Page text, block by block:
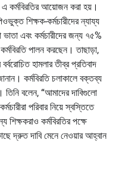
এ কর্মবিরতির আয়োজন করা হয়।
শিক্ষক-কর্মচারীদের ন্যায্য
ভাতা এবং কর্মচারীদের জন্য ৭৫%
পালন করছেন। তাছাড়া,
হামলার তীব্র প্রতিবাদ
কর্মবিরতি চলাকালে বক্তব্য
তিনি বলেন, “আমাদের দাবিগুলো
পরিবার নিয়ে স্বস্তিতে
কর্মবিরতির পক্ষে
দ্রুত দাবি মেনে নেওয়ার আহ্বান